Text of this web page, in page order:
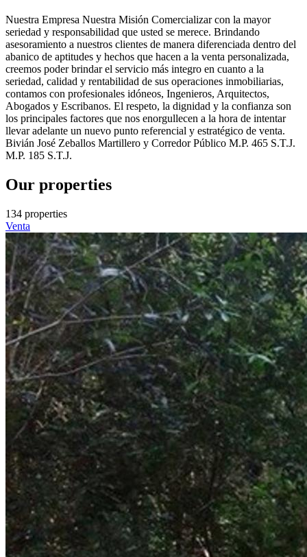
Nuestra Empresa Nuestra Misión Comercializar con la mayor
seriedad y responsabilidad que usted se merece. Brindando
asesoramiento a nuestros clientes de manera diferenciada dentro del
abanico de aptitudes y hechos que hacen a la venta personalizada,
creemos poder brindar el servicio más integro en cuanto a la
seriedad, calidad y rentabilidad de sus operaciones inmobiliarias,
contamos con profesionales idóneos, Ingenieros, Arquitectos,
Abogados y Escribanos. El respeto, la dignidad y la confianza son
los principales factores que nos enorgullecen a la hora de intentar
llevar adelante un nuevo punto referencial y estratégico de venta.
Bivián José Zeballos Martillero y Corredor Público M.P. 465 S.T.J.
M.P. 185 S.T.J.
Our properties
134 properties
Venta